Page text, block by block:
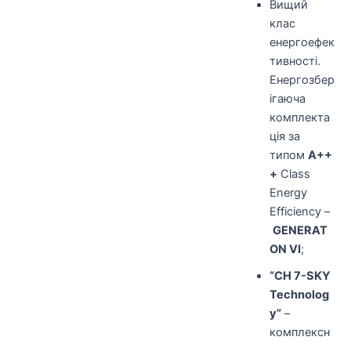
Вищий
клас
енергоефек
тивності.
Енергозбер
ігаюча
комплекта
ція за
типомА++
+ Class
Energy
Efficiency –
GENERAT
ON VI;
“CH 7-SKY
Technolog
y” –
комплексн